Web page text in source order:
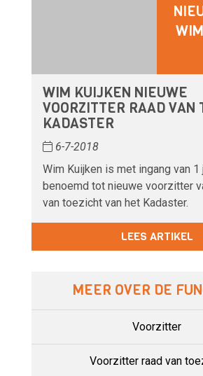
WIM KUIJKEN NIEUWE
VOORZITTER RAAD VAN
KADASTER
6-7-2018
Wim Kuijken is met ingang van 1
benoemd tot nieuwe voorzitter
van toezicht van het Kadaster.
LEES ARTIKEL
MEER OVER DE
Voorzitter
Voorzitter raad van